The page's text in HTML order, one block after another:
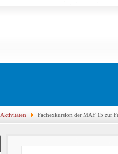
Aktivitäten Fachexkursion der MAF 15 zur